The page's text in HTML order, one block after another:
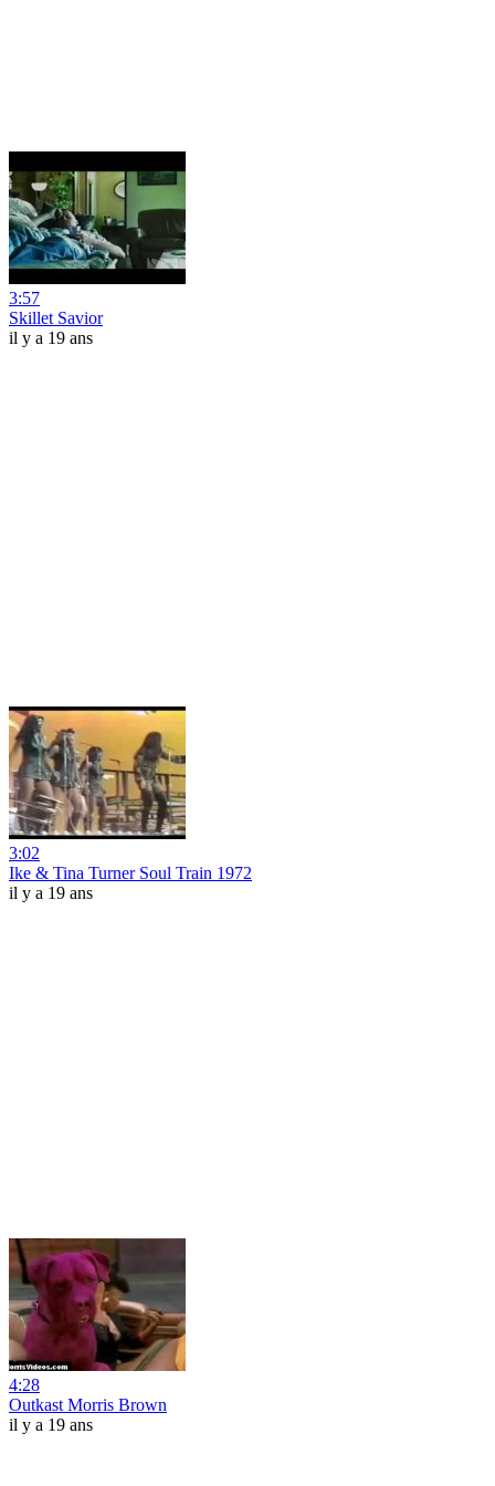
3:57
Skillet Savior
il y a 19 ans
3:02
Ike & Tina Turner Soul Train 1972
il y a 19 ans
4:28
Outkast Morris Brown
il y a 19 ans